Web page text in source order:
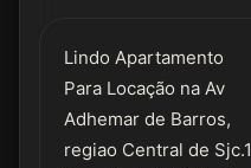
Lindo Apartamento
Para Locação na Av
Adhemar de Barros,
regiao Central de Sjc.1